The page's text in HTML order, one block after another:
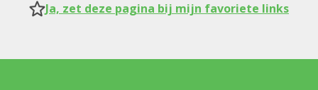
Ja, zet deze pagina bij mijn favoriete links